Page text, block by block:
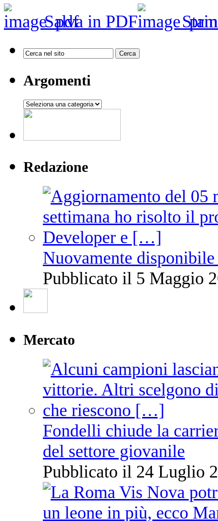
Salva in PDF
Argomenti
Argomenti
Redazione
Nuovamente
Pubblicato il 5 Maggio
Mercato
Fondelli chiude la
del settore giovanile
Pubblicato il 24 Luglio